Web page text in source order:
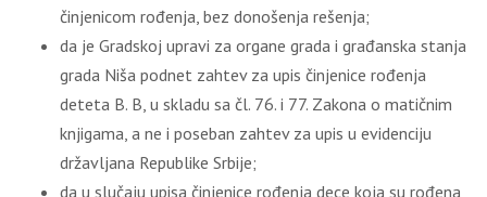
činjenicom rođenja, bez donošenja rešenja;
da je Gradskoj upravi za organe grada i građanska stanja
grada Niša podnet zahtev za upis činjenice rođenja
deteta B. B, u skladu sa čl. 76. i 77. Zakona o matičnim
knjigama, a ne i poseban zahtev za upis u evidenciju
državljana Republike Srbije;
da u slučaju upisa činjenice rođenja dece koja su rođena